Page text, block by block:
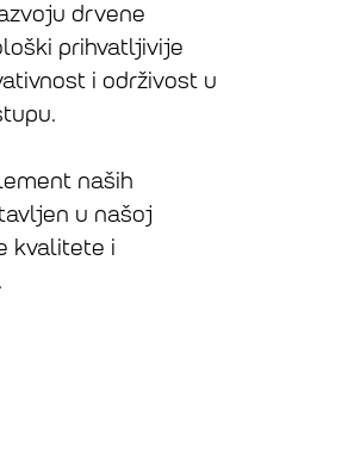
drvene
prihvatljivije
i održivost u
naših
u našoj
kvalitete i